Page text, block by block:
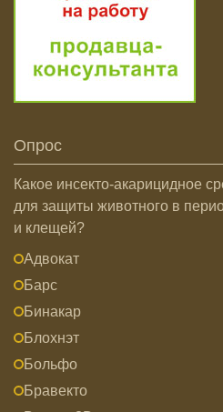
Опрос
Какое инсекто-акарицидное
для защиты животного в
и клещей?
Адвокат
Барс
Бинакар
Блохнэт
Больфо
Бравекто